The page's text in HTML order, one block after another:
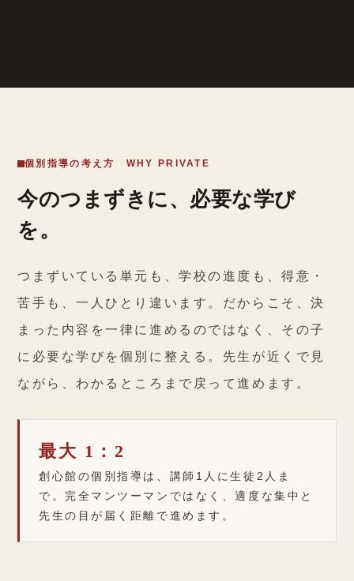
個別指導の考え方 WHY PRIVATE
今のつまずきに、必要な学び
を。
つまずいている単元も、学校の進度も、得意・
苦手も、一人ひとり違います。だからこそ、決
まった内容を一律に進めるのではなく、その子
に必要な学びを個別に整える。先生が近くで見
ながら、わかるところまで戻って進めます。
最大 1：2
創心館の個別指導は、講師1人に生徒2人ま
で。完全マンツーマンではなく、適度な集中と
先生の目が届く距離で進めます。